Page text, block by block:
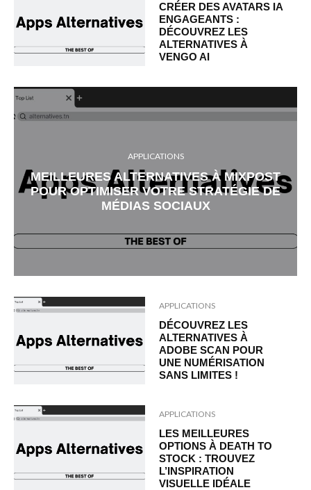
CRÉER DES AVATARS IA
ENGAGEANTS :
DÉCOUVREZ LES
ALTERNATIVES À
VENGO AI
APPLICATIONS
MEILLEURES ALTERNATIVES À MIXPOST
POUR OPTIMISER VOTRE STRATÉGIE DE
MÉDIAS SOCIAUX
APPLICATIONS
DÉCOUVREZ LES
ALTERNATIVES À
ADOBE SCAN POUR
UNE NUMÉRISATION
SANS LIMITES !
APPLICATIONS
LES MEILLEURES
OPTIONS À DEATH TO
STOCK : TROUVEZ
L’INSPIRATION
VISUELLE IDÉALE